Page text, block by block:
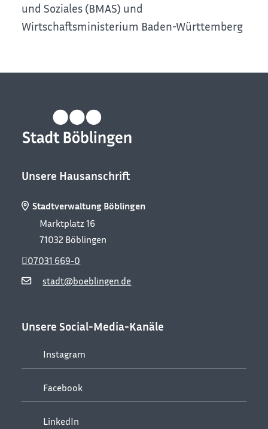
und Soziales (BMAS) und
Wirtschaftsministerium Baden-Württemberg
Unsere Hausanschrift
Stadtverwaltung Böblingen
Marktplatz 16
71032 Böblingen
stadt@boeblingen.de
07031 669-0
Unsere Social-Media-Kanäle
Instagram
Facebook
LinkedIn